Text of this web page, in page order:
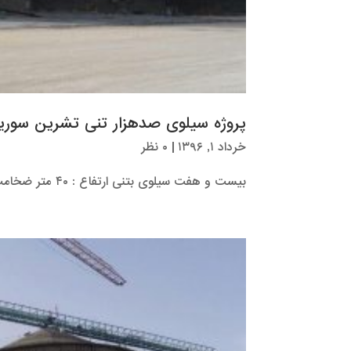
پروژه سیلوی صدهزار تنی تشرین
خرداد ۱, ۱۳۹۶ | ۰ نظر
بیست و هفت سیلوی بتنی ارتفاع : ۴۰ متر ضخامت : ۴۰ سانتیمتر قطر: ۲۶ متر مدت اجرا : ۱ سال